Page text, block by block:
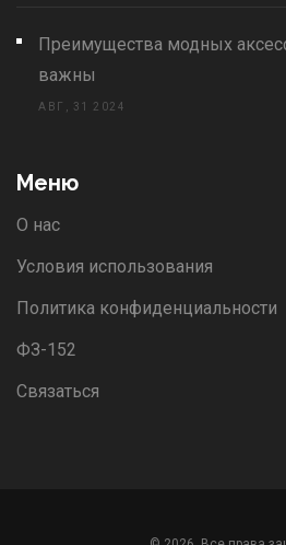
Преимущества модных
важны
АВГ, 31 2024
Меню
О нас
Условия использования
Политика конфиденциальности
ФЗ-152
Связаться